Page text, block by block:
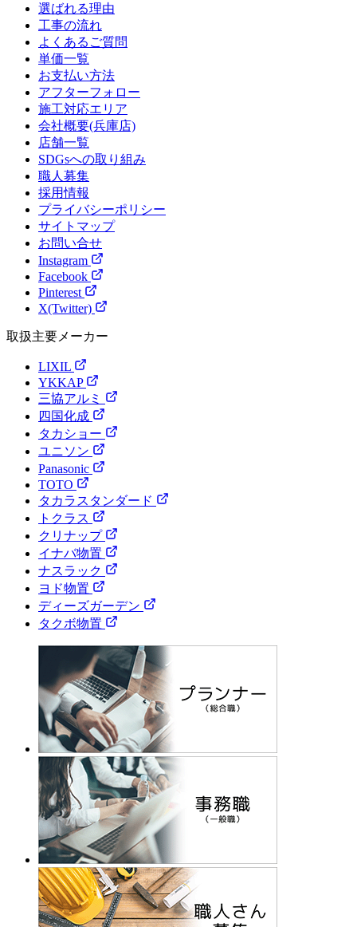
選ばれる理由
工事の流れ
よくあるご質問
単価一覧
お支払い方法
アフターフォロー
施工対応エリア
会社概要(兵庫店)
店舗一覧
SDGsへの取り組み
職人募集
採用情報
プライバシーポリシー
サイトマップ
お問い合せ
Instagram
Facebook
Pinterest
X(Twitter)
取扱主要メーカー
LIXIL
YKKAP
三協アルミ
四国化成
タカショー
ユニソン
Panasonic
TOTO
タカラスタンダード
トクラス
クリナップ
イナバ物置
ナスラック
ヨド物置
ディーズガーデン
タクボ物置